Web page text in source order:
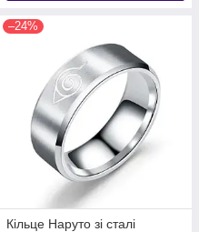
–24%
Кільце Наруто зі сталі